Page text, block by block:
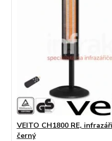
VEITO CH1800 RE,
černý